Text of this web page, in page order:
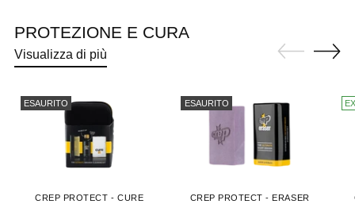
PROTEZIONE E CURA
Visualizza di più
ESAURITO
CREP PROTECT - CURE
ESAURITO
CREP PROTECT - ERASER